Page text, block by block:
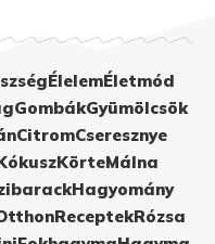
ÉlelemÉletmód
GombákGyümölcsök
CitromCseresznye
KörteMálna
Hagyomány
ReceptekRózsa